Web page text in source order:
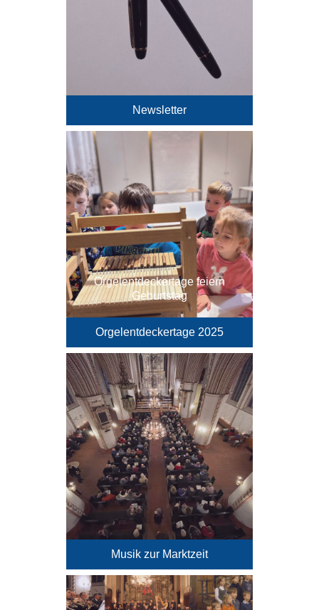
Newsletter
Orgelentdeckertage feiern
Geburtstag
Orgelentdeckertage 2025
Musik zur Marktzeit